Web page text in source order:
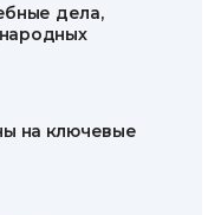
дела,
на ключевые